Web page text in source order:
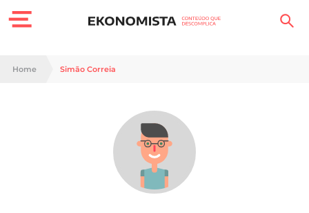
Finanças Pessoais
Home Simão Correia